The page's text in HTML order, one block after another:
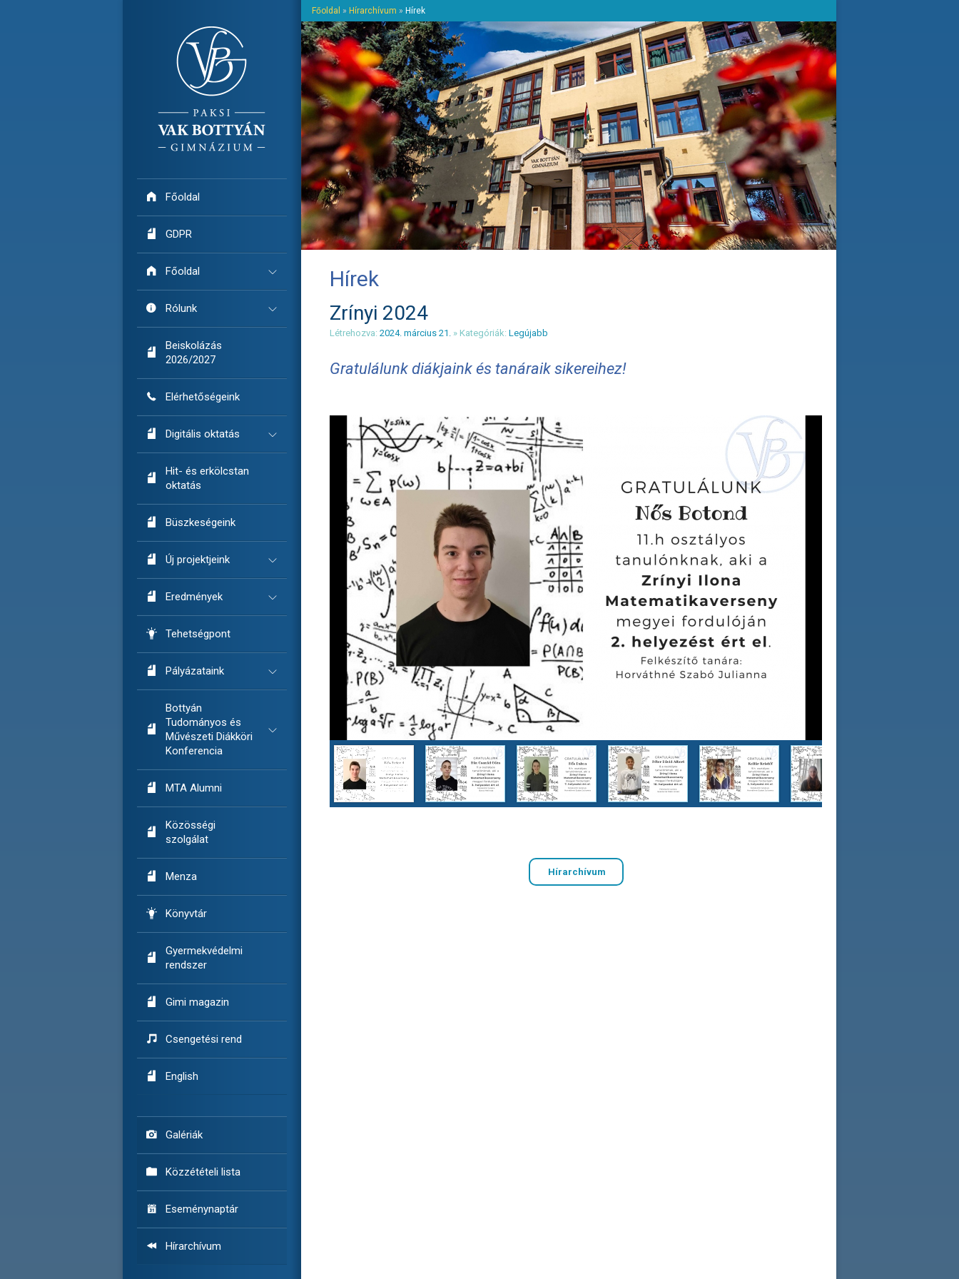
 Főoldal
 GDPR
 Főoldal
 Rólunk

Beiskolázás
2026/2027
 Elérhetőségeink
 Digitális oktatás

Hit- és erkölcstan
oktatás
 Büszkeségeink
 Új projektjeink
 Eredmények
 Tehetségpont
 Pályázataink

Bottyán
Tudományos és
Művészeti Diákköri
Konferencia
 MTA Alumni

Közösségi
szolgálat
 Menza
 Könyvtár

Gyermekvédelmi
rendszer
 Gimi magazin
 Csengetési rend
 English
 Galériák
 Közzétételi lista
 Eseménynaptár
 Hírarchívum
Főoldal » Hírarchívum » Hírek
Hírek
Zrínyi 2024
Létrehozva: 2024. március 21. » Kategóriák: Legújabb
Gratulálunk diákjaink és tanáraik sikereihez!
Zrínyi megyei eredmények_2024
[7 kép]
[1 / 7]
Hírarchívum